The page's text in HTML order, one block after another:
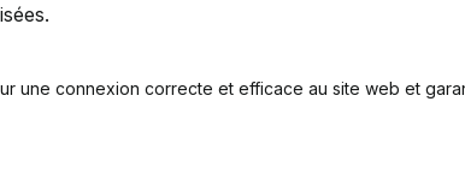
une connexion correcte et efficace au site web et